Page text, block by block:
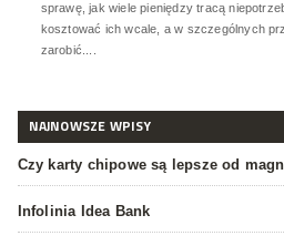
sprawę, jak wiele pieniędzy tracą
kosztować ich wcale, a w szczególnych
zarobić....
NAJNOWSZE WPISY
Czy karty chipowe są lepsze od
Infolinia Idea Bank